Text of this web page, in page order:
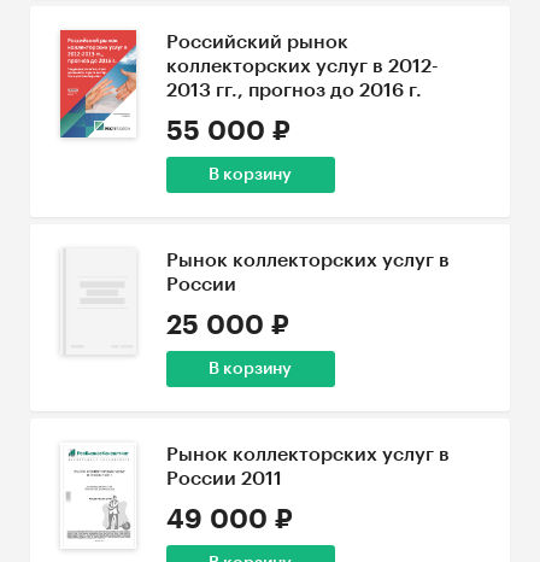
Российский рынок
коллекторских услуг в 2012-
2013 гг., прогноз до 2016 г.
55 000 ₽
В корзину
Рынок коллекторских услуг в
России
25 000 ₽
В корзину
Рынок коллекторских услуг в
России 2011
49 000 ₽